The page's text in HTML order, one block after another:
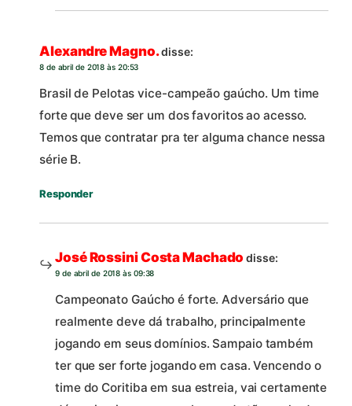
Alexandre Magno.disse:
8 de abril de 2018 às 20:53
Brasil de Pelotas vice-campeão gaúcho. Um time
forte que deve ser um dos favoritos ao acesso.
Temos que contratar pra ter alguma chance nessa
série B.
Responder
José Rossini Costa Machado disse:
9 de abril de 2018 às 09:38
Campeonato Gaúcho é forte. Adversário que
realmente deve dá trabalho, principalmente
jogando em seus domínios. Sampaio também
ter que ser forte jogando em casa. Vencendo o
time do Coritiba em sua estreia, vai certamente